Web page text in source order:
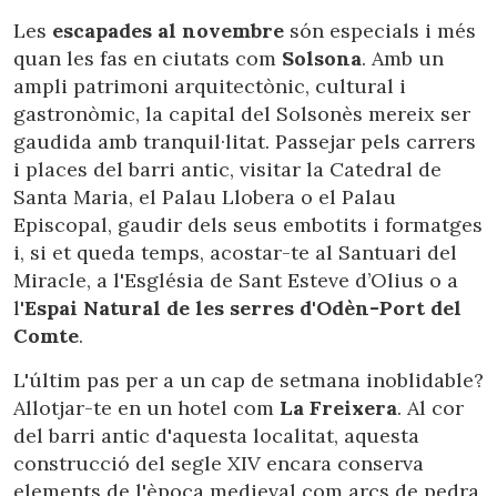
Les escapades al novembre són especials i més
quan les fas en ciutats com Solsona. Amb un
ampli patrimoni arquitectònic, cultural i
gastronòmic, la capital del Solsonès mereix ser
gaudida amb tranquil·litat. Passejar pels carrers
i places del barri antic, visitar la Catedral de
Santa Maria, el Palau Llobera o el Palau
Episcopal, gaudir dels seus embotits i formatges
i, si et queda temps, acostar-te al Santuari del
Miracle, a l'Església de Sant Esteve d’Olius o a
l'Espai Natural de les serres d'Odèn-Port del
Comte.
L'últim pas per a un cap de setmana inoblidable?
Allotjar-te en un hotel com La Freixera. Al cor
del barri antic d'aquesta localitat, aquesta
construcció del segle XIV encara conserva
elements de l'època medieval com arcs de pedra